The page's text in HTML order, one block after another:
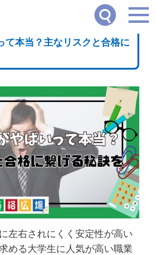
がやばいって本当？主なリスクと合格に繋げる秘
て本当？主なリスクと合格に
左右されにくく安定性が高い
める大学生に人気が高い職業